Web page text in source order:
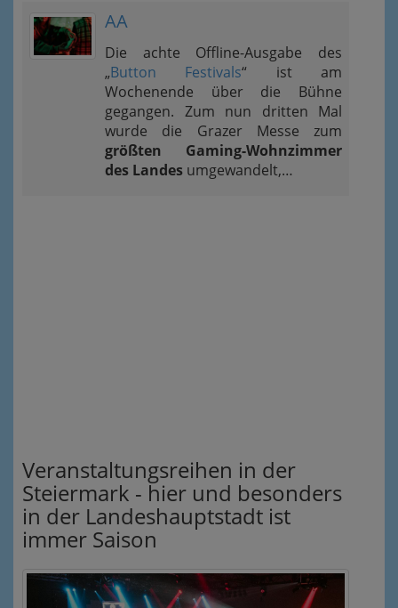
AA
Die achte Offline-Ausgabe des
„Button Festivals“ ist am
Wochenende über die Bühne
gegangen. Zum nun dritten Mal
wurde die Grazer Messe zum
größten Gaming-Wohnzimmer
des Landes umgewandelt,…
Veranstaltungsreihen in der
Steiermark - hier und besonders
in der Landeshauptstadt ist
immer Saison